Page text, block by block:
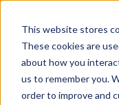
This website stores
These cookies are
about how you
us to remember you.
order to improve and